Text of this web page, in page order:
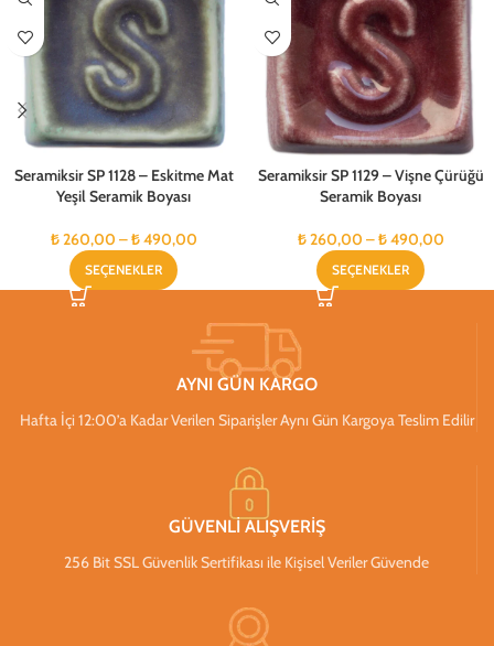
Seramiksir SP 1128 – Eskitme Mat
Yeşil Seramik Boyası
₺260,00 –₺490,00
SEÇENEKLER
Seramiksir SP 1129 – Vişne Çürüğü
Seramik Boyası
₺260,00 –₺490,00
SEÇENEKLER
AYNI GÜN KARGO
Hafta İçi 12:00’a Kadar Verilen Siparişler Aynı Gün Kargoya Teslim Edilir
GÜVENLİ ALIŞVERİŞ
256 Bit SSL Güvenlik Sertifikası ile Kişisel Veriler Güvende